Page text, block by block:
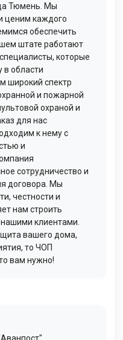
Тюмень. Мы
ценим каждого
обеспечить
штате работают
которые
области
широкий спектр
и пожарной
охраной и
для нас
к нему с
и
сотрудничество и
договора. Мы
честности и
нам строить
клиентами.
вашего дома,
то ЧОП
вам нужно!